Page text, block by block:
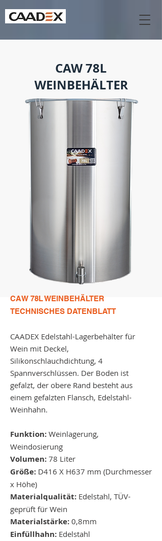
CAW 78L
WEINBEHÄLTER
CAW 78L WEINBEHÄLTER
TECHNISCHES DATENBLATT
CAADEX Edelstahl-Lagerbehälter für
Wein mit Deckel,
Silikonschlauchdichtung, 4
Spannverschlüssen. Der Boden ist
gefalzt, der obere Rand besteht aus
einem gefalzten Flansch, Edelstahl-
Weinhahn.
Funktion: Weinlagerung,
Weindosierung
Volumen: 78 Liter
Größe: D416 X H637 mm (Durchmesser
x Höhe)
Materialqualität: Edelstahl, TÜV-
geprüft für Wein
Materialstärke: 0,8mm
Einfüllhahn: Edelstahl